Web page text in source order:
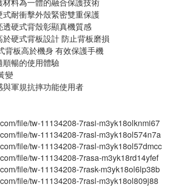
耐衝擊外殼緊密雙重保護
硬式背殼彰顯真機質感
硬式背板設計 防止背板磨損
背板高於機身 有效保護手機
暢的使用體驗
變
軍規抗摔功能使用者
file/tw-11134208-7rasi-m3yk18olknmi67
file/tw-11134208-7rasl-m3yk18ol574n7a
file/tw-11134208-7rasl-m3yk18ol57dmcc
file/tw-11134208-7rasa-m3yk18rd14yfef
file/tw-11134208-7rask-m3yk18ol6lp38b
file/tw-11134208-7rasl-m3yk18ol809j88